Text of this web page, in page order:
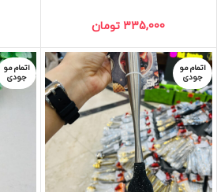
335,000 تومان
اتمام مو
جودی
اتمام مو
جودی